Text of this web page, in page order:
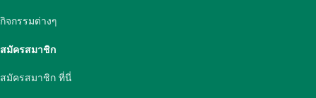
กิจกรรมต่างๆ
สมัครสมาชิก
สมัครสมาชิก ที่นี่